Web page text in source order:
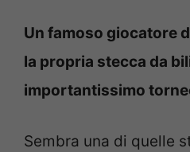
Un famoso giocatore
la propria stecca da
importantissimo
Sembra una di quelle